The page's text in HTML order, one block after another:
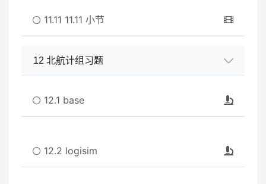
11.11 11.11 小节
12 北航计组习题
12.1 base
12.2 logisim